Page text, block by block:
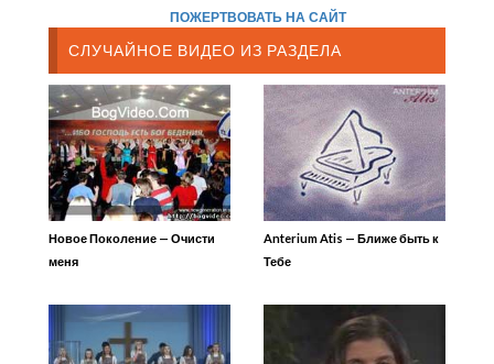
ПОЖЕРТВОВАТЬ НА САЙТ
СЛУЧАЙНОЕ ВИДЕО ИЗ РАЗДЕЛА
Новое Поколение — Очисти
меня
Anterium Atis — Ближе быть к
Тебе